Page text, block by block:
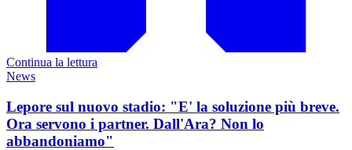
Continua la lettura
News
Lepore sul nuovo stadio: "E' la soluzione più breve.
Ora servono i partner. Dall'Ara? Non lo
abbandoniamo"